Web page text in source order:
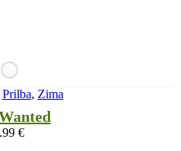
Prilba, Zima
€